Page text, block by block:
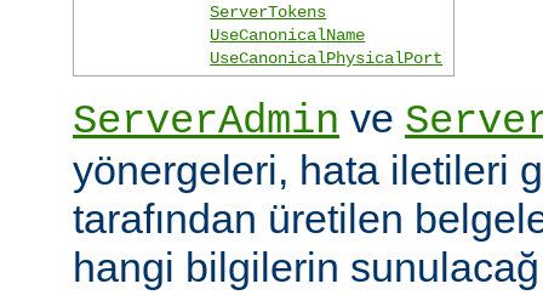
ServerTokens
UseCanonicalName
UseCanonicalPhysicalPort
ServerAdmin ve
yönergeleri, hata iletileri
tarafından üretilen
hangi bilgilerin